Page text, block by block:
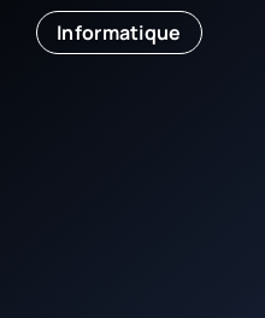
Informatique